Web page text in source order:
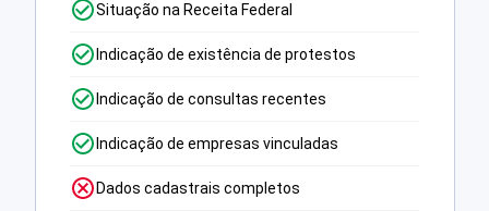
Situação na Receita Federal
Indicação de existência de protestos
Indicação de consultas recentes
Indicação de empresas vinculadas
Dados cadastrais completos